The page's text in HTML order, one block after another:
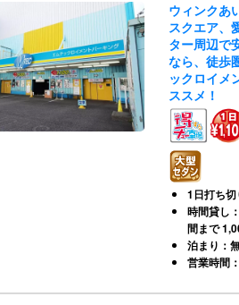
ウィンクあ
スクエア、
ター周辺で
なら、徒歩
ックロイメ
ススメ！
1日打ち
時間貸し
間まで
泊まり：
営業時間